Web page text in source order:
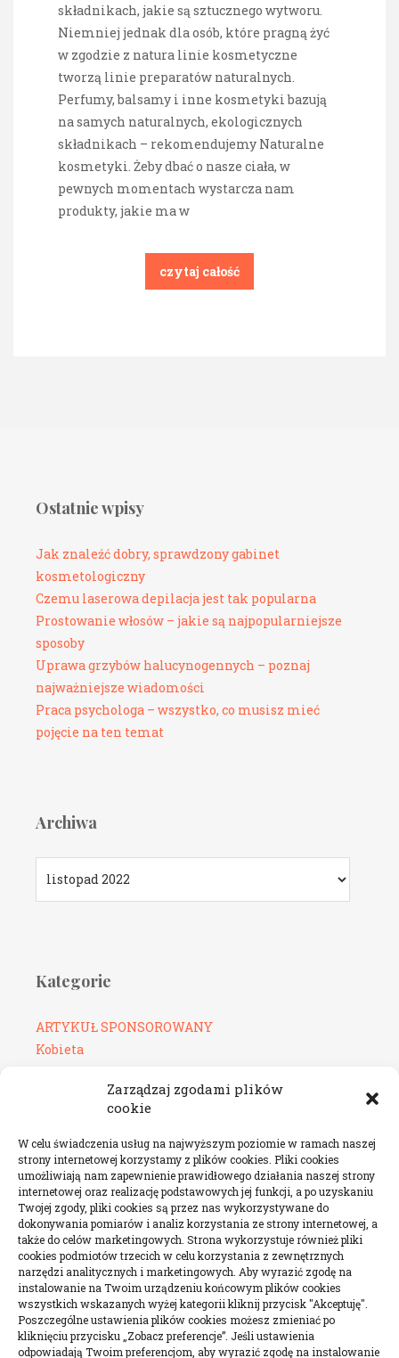
Zarządzaj zgodami plików
cookie
W celu świadczenia usług na najwyższym poziomie w ramach naszej
strony internetowej korzystamy z plików cookies. Pliki cookies
umożliwiają nam zapewnienie prawidłowego działania naszej strony
internetowej oraz realizację podstawowych jej funkcji, a po uzyskaniu
Twojej zgody, pliki cookies są przez nas wykorzystywane do
dokonywania pomiarów i analiz korzystania ze strony internetowej, a
także do celów marketingowych. Strona wykorzystuje również pliki
cookies podmiotów trzecich w celu korzystania z zewnętrznych
narzędzi analitycznych i marketingowych. Aby wyrazić zgodę na
instalowanie na Twoim urządzeniu końcowym plików cookies
wszystkich wskazanych wyżej kategorii kliknij przycisk "Akceptuję".
Poszczególne ustawienia plików cookies możesz zmieniać po
kliknięciu przycisku „Zobacz preferencje”. Jeśli ustawienia
odpowiadają Twoim preferencjom, aby wyrazić zgodę na instalowanie
składnikach, jakie są sztucznego wytworu.
Niemniej jednak dla osób, które pragną żyć
w zgodzie z natura linie kosmetyczne
tworzą linie preparatów naturalnych.
Perfumy, balsamy i inne kosmetyki bazują
na samych naturalnych, ekologicznych
składnikach – rekomendujemy Naturalne
kosmetyki. Żeby dbać o nasze ciała, w
pewnych momentach wystarcza nam
produkty, jakie ma w
czytaj całość
Ostatnie wpisy
Jak znaleźć dobry, sprawdzony gabinet
kosmetologiczny
Czemu laserowa depilacja jest tak popularna
Prostowanie włosów – jakie są najpopularniejsze
sposoby
Uprawa grzybów halucynogennych – poznaj
najważniejsze wiadomości
Praca psychologa – wszystko, co musisz mieć
pojęcie na ten temat
Archiwa
Kategorie
ARTYKUŁ SPONSOROWANY
Kobieta
LISTOPAD 2022
P W Ś C P S
N
1
2 3 4 5
6
7
8 9 10 11 12
13
14
15 16 17 18 19
20
21
22 23 24 25 26